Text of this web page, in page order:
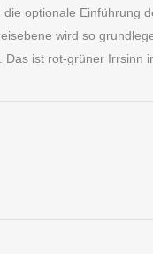
optionale
wird so
ist rot-grüner Irrsinn